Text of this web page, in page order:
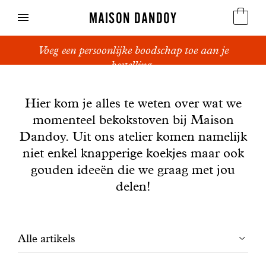
MAISON DANDOY
Speculoos
Suikerbrood en peperkoek
Cakes
Snoepgoed
Voeg een persoonlijke boodschap toe aan je
bestelling.
Hier kom je alles te weten over wat we
momenteel bekokstoven bij Maison
Dandoy. Uit ons atelier komen namelijk
niet enkel knapperige koekjes maar ook
gouden ideeën die we graag met jou
delen!
Filtrer
Alle artikels